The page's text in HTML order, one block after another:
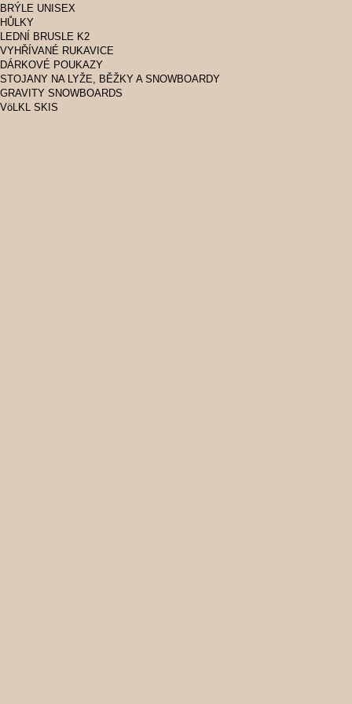
BRÝLE UNISEX
HŮLKY
LEDNÍ BRUSLE K2
VYHŘÍVANÉ RUKAVICE
DÁRKOVÉ POUKAZY
STOJANY NA LYŽE, BĚŽKY A SNOWBOARDY
GRAVITY SNOWBOARDS
VöLKL SKIS